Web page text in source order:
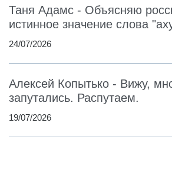
Таня Адамс - Объясняю
истинное значение слова
24/07/2026
Алексей Копытько - Вижу,
запутались. Распутаем.
19/07/2026